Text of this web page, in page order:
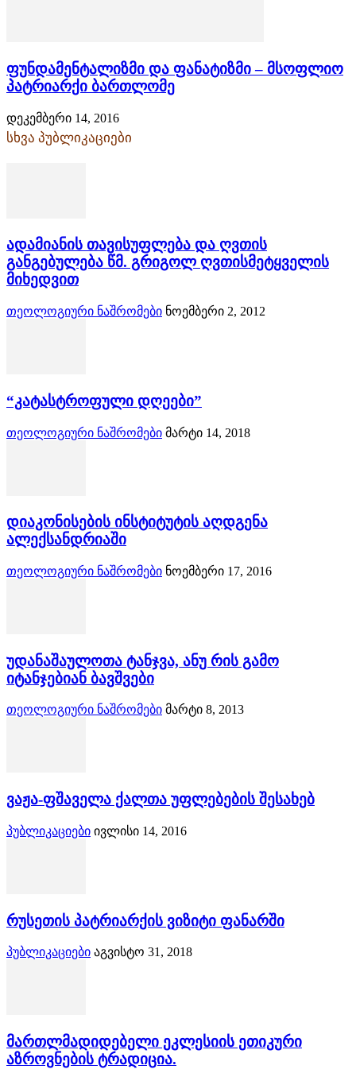
ფუნდამენტალიზმი და ფანატიზმი – მსოფლიო
პატრიარქი ბართლომე
დეკემბერი 14, 2016
სხვა პუბლიკაციები
ადამიანის თავისუფლება და ღვთის
განგებულება წმ. გრიგოლ ღვთისმეტყველის
მიხედვით
თეოლოგიური ნაშრომები ნოემბერი 2, 2012
“კატასტროფული დღეები”
თეოლოგიური ნაშრომები მარტი 14, 2018
დიაკონისების ინსტიტუტის აღდგენა
ალექსანდრიაში
თეოლოგიური ნაშრომები ნოემბერი 17, 2016
უდანაშაულოთა ტანჯვა, ანუ რის გამო
იტანჯებიან ბავშვები
თეოლოგიური ნაშრომები მარტი 8, 2013
ვაჟა-ფშაველა ქალთა უფლებების შესახებ
პუბლიკაციები ივლისი 14, 2016
რუსეთის პატრიარქის ვიზიტი ფანარში
პუბლიკაციები აგვისტო 31, 2018
მართლმადიდებელი ეკლესიის ეთიკური
აზროვნების ტრადიცია.